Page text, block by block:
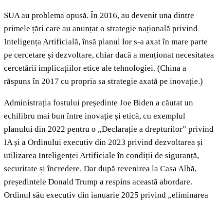
SUA au problema opusă. În 2016, au devenit una dintre
primele țări care au anunțat o strategie națională privind
Inteligența Artificială, însă planul lor s-a axat în mare parte
pe cercetare și dezvoltare, chiar dacă a menționat necesitatea
cercetării implicațiilor etice ale tehnologiei. (China a
răspuns în 2017 cu propria sa strategie axată pe inovație.)
Administrația fostului președinte Joe Biden a căutat un
echilibru mai bun între inovație și etică, cu exemplul
planului din 2022 pentru o „Declarație a drepturilor” privind
IA și a Ordinului executiv din 2023 privind dezvoltarea și
utilizarea Inteligenței Artificiale în condiții de siguranță,
securitate și încredere. Dar după revenirea la Casa Albă,
președintele Donald Trump a respins această abordare.
Ordinul său executiv din ianuarie 2025 privind „eliminarea